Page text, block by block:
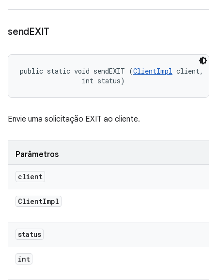
sendEXIT
public static void sendEXIT (ClientImpl client,
                int status)
Envie uma solicitação EXIT ao cliente.
Parâmetros
client
ClientImpl
status
int